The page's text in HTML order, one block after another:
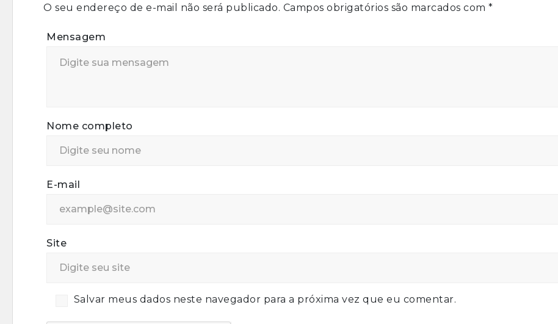
O seu endereço de e-mail não será publicado. Campos obrigatórios são marcados com *
Mensagem
Nome completo
E-mail
Site
Salvar meus dados neste navegador para a próxima vez que eu comentar.